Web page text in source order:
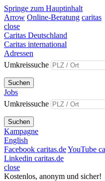
Springe zum Hauptinhalt
Arrow Online-Beratung caritas
close
Caritas Deutschland
Caritas international
Adressen
Umkreissuche
Suchen
Jobs
Umkreissuche
Suchen
Kampagne
English
Facebook caritas.deYouTube
Linkedin caritas.de
close
Kostenlos, anonym und sicher!